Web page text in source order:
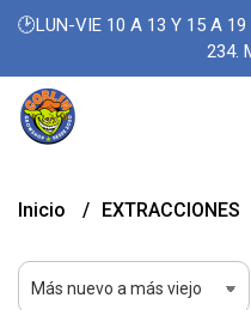
🕑LUN-VIE 10 A 13 Y 15 A
234.
Inicio EXTRACCIONES